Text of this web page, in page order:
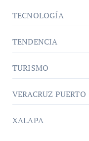
TECNOLOGÍA
TENDENCIA
TURISMO
VERACRUZ PUERTO
XALAPA